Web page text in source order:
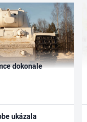
dokonale
ukázala